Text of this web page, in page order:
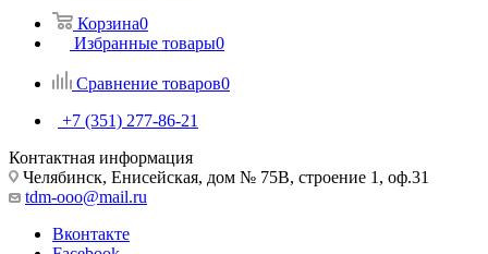
Корзина0
Избранные товары0
Сравнение товаров0
+7 (351) 277-86-21
Контактная информация
Челябинск, Енисейская, дом № 75В, строение 1, оф.31
tdm-ooo@mail.ru
Вконтакте